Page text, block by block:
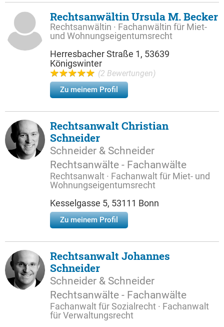
Rechtsanwältin Ursula M. Becker
Rechtsanwältin · Fachanwältin für Miet-
und Wohnungseigentumsrecht
Herresbacher Straße 1, 53639
Königswinter
(2 Bewertungen)
Zu meinem Profil
Rechtsanwalt Christian
Schneider
Schneider & Schneider
Rechtsanwälte - Fachanwälte
Rechtsanwalt · Fachanwalt für Miet- und
Wohnungseigentumsrecht
Kesselgasse 5, 53111 Bonn
Zu meinem Profil
Rechtsanwalt Johannes
Schneider
Schneider & Schneider
Rechtsanwälte - Fachanwälte
Fachanwalt für Sozialrecht · Fachanwalt
für Verwaltungsrecht